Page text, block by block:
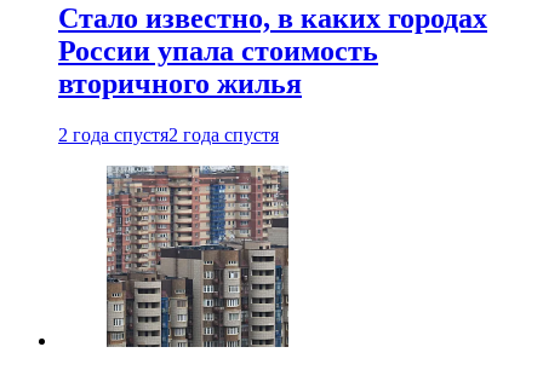
Стало известно, в каких городах
России упала стоимость
вторичного жилья
2 года спустя2 года спустя